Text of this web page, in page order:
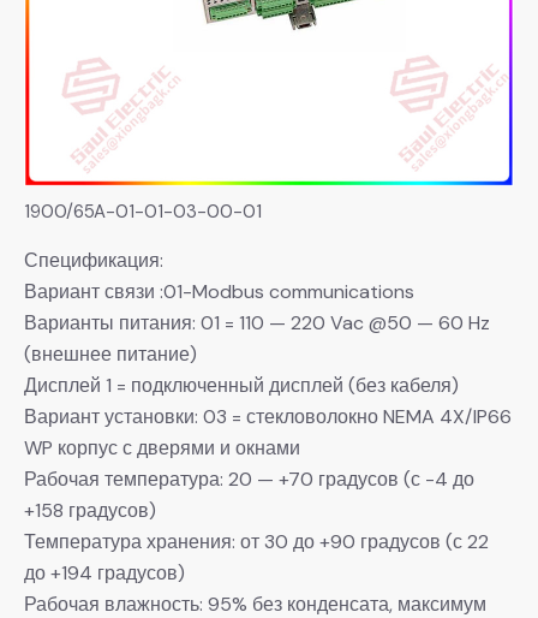
1900/65A-01-01-03-00-01
Спецификация:
Вариант связи :01-Modbus communications
Варианты питания: 01 = 110 — 220 Vac @50 — 60 Hz
(внешнее питание)
Дисплей 1 = подключенный дисплей (без кабеля)
Вариант установки: 03 = стекловолокно NEMA 4X/IP66
WP корпус с дверями и окнами
Рабочая температура: 20 — +70 градусов (с -4 до
+158 градусов)
Температура хранения: от 30 до +90 градусов (с 22
до +194 градусов)
Рабочая влажность: 95% без конденсата, максимум